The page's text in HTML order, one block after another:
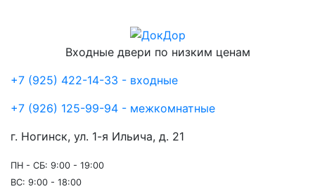
Входные двери по низким ценам
+7 (925) 422-14-33 - входные
+7 (926) 125-99-94 - межкомнатные
г. Ногинск, ул. 1-я Ильича, д. 21
ПН - СБ: 9:00 - 19:00
ВС: 9:00 - 18:00